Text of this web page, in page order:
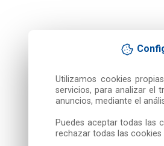
Utilizamos cookies
servicios, para analizar el
anuncios, mediante el
Puedes aceptar todas las
rechazar todas las cookies